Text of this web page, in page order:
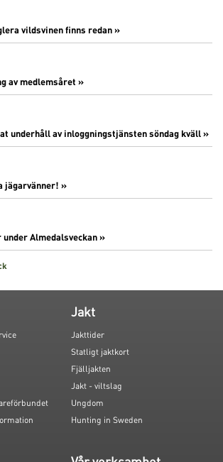
vildsvinen finns redan »
av medlemsåret »
underhåll av inloggningstjänsten söndag kväll »
jägarvänner! »
Almedalsveckan »
Jakt
Jakttider
Statligt jaktkort
Fjälljakten
Jakt - viltslag
Ungdom
Hunting in Sweden